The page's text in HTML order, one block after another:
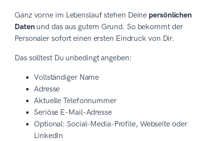
Ganz vorne im Lebenslauf stehen Deine persönlichen
Datenund das aus gutem Grund. So bekommt der
Personaler sofort einen ersten Eindruck von Dir.
Das solltest Du unbedingt angeben:
Vollständiger Name
Adresse
Aktuelle Telefonnummer
Seriöse E-Mail-Adresse
Optional: Social-Media-Profile, Webseite oder
LinkedIn